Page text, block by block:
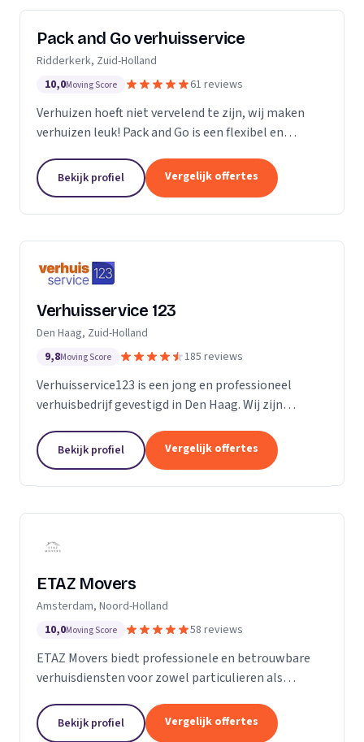
Pack and Go verhuisservice
Ridderkerk, Zuid-Holland
10,0Moving Score 61 reviews
Verhuizen hoeft niet vervelend te zijn, wij maken
verhuizen leuk! Pack and Go is een flexibel en
al uw verhuizingen. Met ons team van...
Bekijk profiel Vergelijk offertes
Verhuisservice 123
Den Haag, Zuid-Holland
9,8Moving Score 185 reviews
Verhuisservice123 is een jong en professioneel
verhuisbedrijf gevestigd in Den Haag. Wij zijn
bieden een complete en zorgeloze verhuisservice.
Met een ervaren team werken wij efficiënt,
zorgvuldig en tegen transparante uurtarieven.
Bekijk profiel Vergelijk offertes
ETAZ Movers
Amsterdam, Noord-Holland
10,0Moving Score 58 reviews
ETAZ Movers biedt professionele en betrouwbare
verhuisdiensten voor zowel particulieren als
persoonlijke aanpak, zodat elke verhuizing efficiënt
en zonder stress verloopt. Ons team werkt
Bekijk profiel Vergelijk offertes